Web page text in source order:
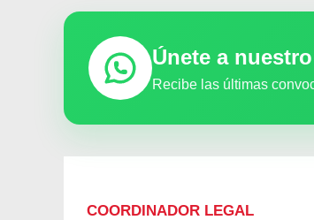
Únete a
Recibe las últimas
COORDINADOR LEGAL